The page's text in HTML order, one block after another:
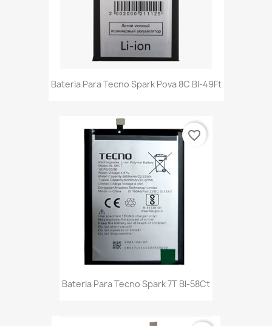
Bateria Para Tecno Spark Pova 8C Bl-49Ft
Bateria Para Tecno Spark 7T Bl-58Ct
favorite_border